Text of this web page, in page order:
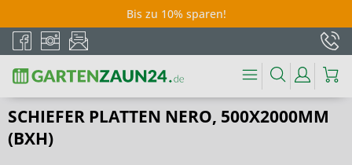
Bis zu 10% sparen!
SCHIEFER PLATTEN NERO, 500X2000MM
(BXH)